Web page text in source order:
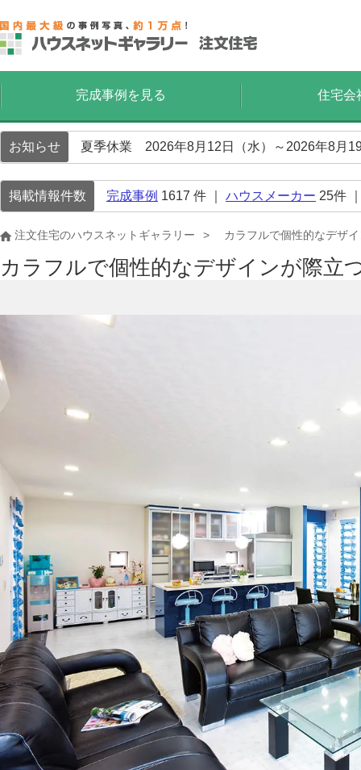
完成事例を見る 住宅会
お知らせ 夏季休業 2026年8月12日（水）～2026年8月
掲載情報件数 完成事例 1617 件 ｜ ハウスメーカー 25件
注文住宅のハウスネットギャラリー カラフルで個性的なデザ
カラフルで個性的なデザインが際立